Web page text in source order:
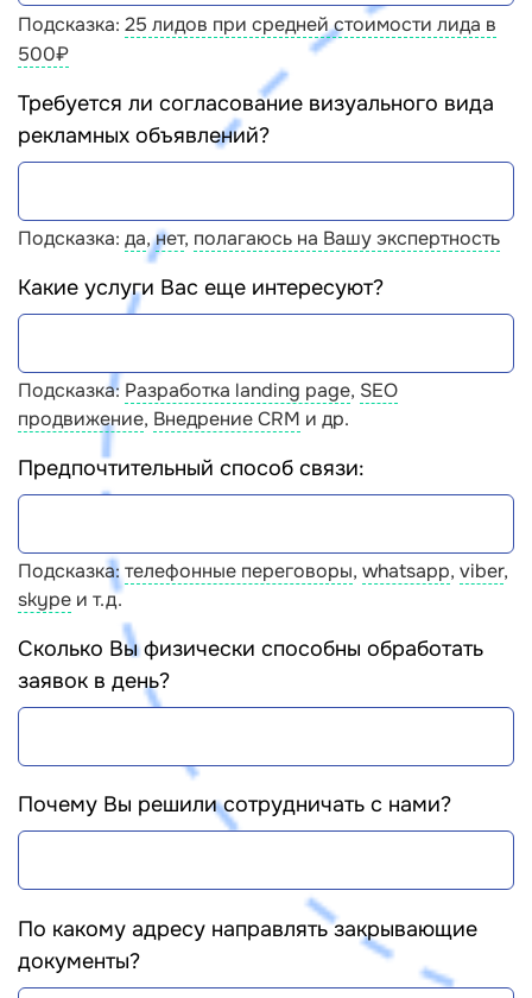
Подсказка: 25 лидов при средней стоимости лида в
500₽
Требуется ли согласование визуального вида
рекламных объявлений?
Подсказка: да,нет, полагаюсь на Вашу экспертность
Какие услуги Вас еще интересуют?
Подсказка: Разработка landing page, SEO
продвижение, Внедрение CRM и др.
Предпочтительный способ связи:
Подсказка: телефонные переговоры, whatsapp, viber,
skype и т.д.
Сколько Вы физически способны обработать
заявок в день?
Почему Вы решили сотрудничать с нами?
По какому адресу направлять закрывающие
документы?